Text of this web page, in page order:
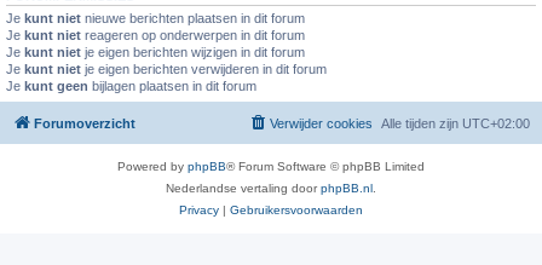
Je kunt niet nieuwe berichten plaatsen in dit forum
Je kunt niet reageren op onderwerpen in dit forum
Je kunt niet je eigen berichten wijzigen in dit forum
Je kunt niet je eigen berichten verwijderen in dit forum
Je kunt geen bijlagen plaatsen in dit forum
Forumoverzicht Alle tijden zijn UTC+02:00
Verwijder cookies
Powered by phpBB® Forum Software © phpBB Limited
Nederlandse vertaling doorphpBB.nl
Privacy | Gebruikersvoorwaarden